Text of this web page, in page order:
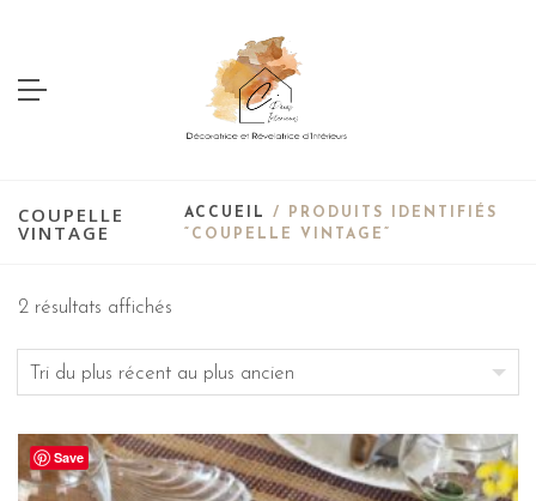
COUPELLE
VINTAGE
ACCUEIL
/ PRODUITS IDENTIFIÉS
“COUPELLE VINTAGE”
2 résultats affichés
Save